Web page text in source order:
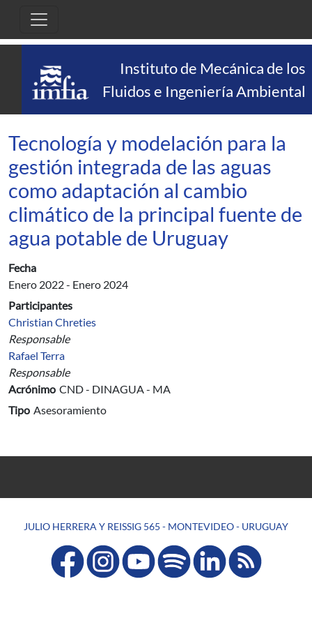
Instituto de Mecánica de los
Fluidos e Ingeniería Ambiental
Tecnología y modelación para la
gestión integrada de las aguas
como adaptación al cambio
climático de la principal fuente de
agua potable de Uruguay
Fecha
Enero 2022- Enero 2024
Participantes
Christian Chreties
Responsable
Rafael Terra
Responsable
Acrónimo CND - DINAGUA - MA
Tipo Asesoramiento
JULIO HERRERA Y REISSIG 565 - MONTEVIDEO - URUGUAY